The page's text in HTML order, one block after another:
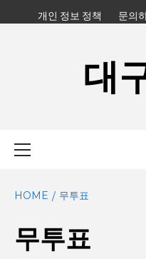
to
개인 정보 정책 문의
대
HOME 무투표
무투표